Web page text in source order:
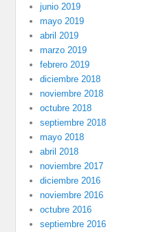
junio 2019
mayo 2019
abril 2019
marzo 2019
febrero 2019
diciembre 2018
noviembre 2018
octubre 2018
septiembre 2018
mayo 2018
abril 2018
noviembre 2017
diciembre 2016
noviembre 2016
octubre 2016
septiembre 2016